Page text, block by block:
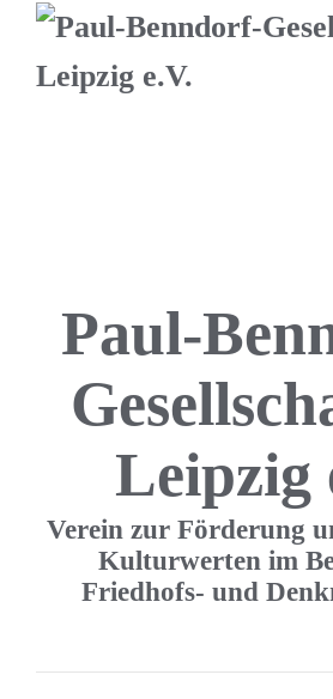
Paul-
Leipzig
Verein zur Förderung
Kulturwerten im
Friedhofs- und